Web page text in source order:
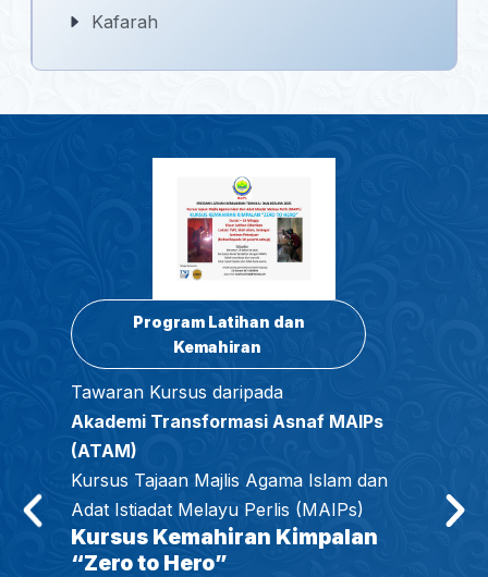
Kafarah
Program Latihan dan
Kemahiran
Tawaran Kursus daripada
Akademi Transformasi Asnaf MAIPs
(ATAM)
Kursus Tajaan Majlis Agama Islam dan
Adat Istiadat Melayu Perlis (MAIPs)
Kursus Kemahiran Kimpalan
“Zero to Hero”